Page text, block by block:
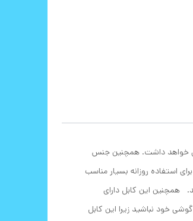
خواهد داشت. همچنین جنس
استفاده روزانه بسیار مناسب
این کابل دارای
خود نباشید زیرا این کابل